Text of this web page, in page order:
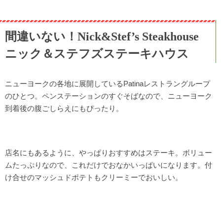
間違いない！Nick&Stef’s Steakhouse
ニック＆ステフズステーキハウス
ニューヨークの各地に展開しているPatinaレストラングループ
のひとつ。ペンステーションのすぐそばなので、ニューヨーク
到着後の腹ごしらえにもぴったり。
店名にもあるように、やっぱりおすすめはステーキ。ボリュー
ムたっぷりなので、これだけでおなかいっぱいになります。付
け合せのマッシュドポテトもクリーミーでおいしい。